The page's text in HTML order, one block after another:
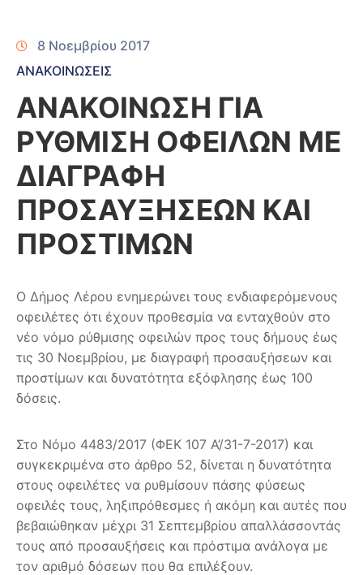
8 Νοεμβρίου 2017
ΑΝΑΚΟΙΝΩΣΕΙΣ
ΑΝΑΚΟΙΝΩΣΗ ΓΙΑ
ΡΥΘΜΙΣΗ ΟΦΕΙΛΩΝ ΜΕ
ΔΙΑΓΡΑΦΗ
ΠΡΟΣΑΥΞΗΣΕΩΝ ΚΑΙ
ΠΡΟΣΤΙΜΩΝ
Ο Δήμος Λέρου ενημερώνει τους ενδιαφερόμενους
οφειλέτες ότι έχουν προθεσμία να ενταχθούν στο
νέο νόμο ρύθμισης οφειλών προς τους δήμους έως
τις 30 Νοεμβρίου, με διαγραφή προσαυξήσεων και
προστίμων και δυνατότητα εξόφλησης έως 100
δόσεις.
Στο Νόμο 4483/2017 (ΦΕΚ 107 Α’/31-7-2017) και
συγκεκριμένα στο άρθρο 52, δίνεται η δυνατότητα
στους οφειλέτες να ρυθμίσουν πάσης φύσεως
οφειλές τους, ληξιπρόθεσμες ή ακόμη και αυτές που
βεβαιώθηκαν μέχρι 31 Σεπτεμβρίου απαλλάσσοντάς
τους από προσαυξήσεις και πρόστιμα ανάλογα με
τον αριθμό δόσεων που θα επιλέξουν.